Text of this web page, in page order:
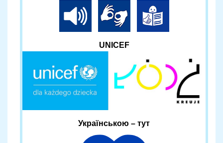
UNICEF
Українською – тут